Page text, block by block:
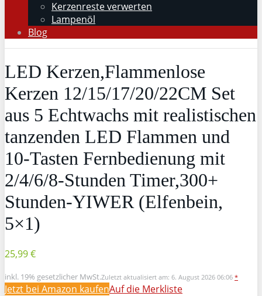
Kerzenreste verwerten
Lampenöl
Blog
LED Kerzen,Flammenlose
Kerzen 12/15/17/20/22CM Set
aus 5 Echtwachs mit realistischen
tanzenden LED Flammen und
10-Tasten Fernbedienung mit
2/4/6/8-Stunden Timer,300+
Stunden-YIWER (Elfenbein,
5×1)
25,99 €
inkl. 19% gesetzlicher MwSt.Zuletzt aktualisiert am: 6. August 2026 06:06 *
Jetzt bei Amazon kaufenAuf die Merkliste